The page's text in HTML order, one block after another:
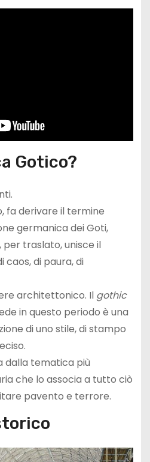
Gotico?
fa derivare il termine
germanica dei Goti,
traslato, unisce il
di paura, di
architettonico. Il gothic
in questo periodo è una
di uno stile, di stampo
dalla tematica più
che lo associa a tutto ciò
pavento e terrore.